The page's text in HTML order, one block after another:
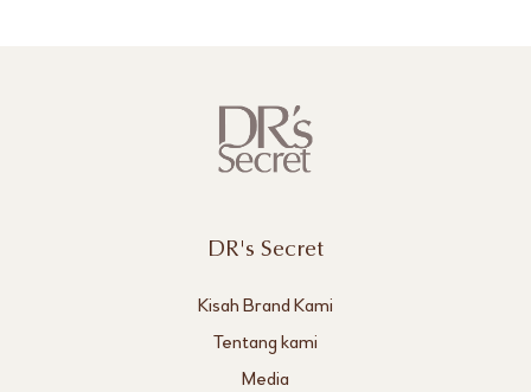
DR's Secret
Kisah Brand Kami
Tentang kami
Media